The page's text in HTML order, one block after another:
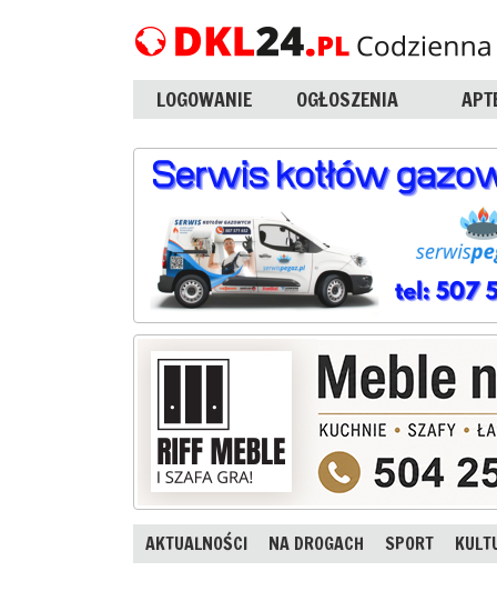
LOGOWANIE OGŁOSZENIA
AKTUALNOŚCI NA DROGACH SPORT